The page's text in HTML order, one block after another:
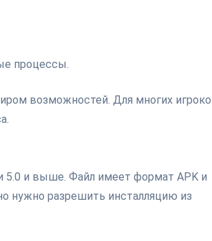
процессы.
возможностей. Для многих
5.0 и выше. Файл имеет формат APK и
нужно разрешить инсталляцию из